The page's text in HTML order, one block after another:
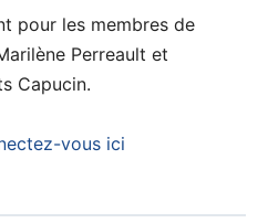
pour les membres de
Perreault et
Capucin.
vous ici